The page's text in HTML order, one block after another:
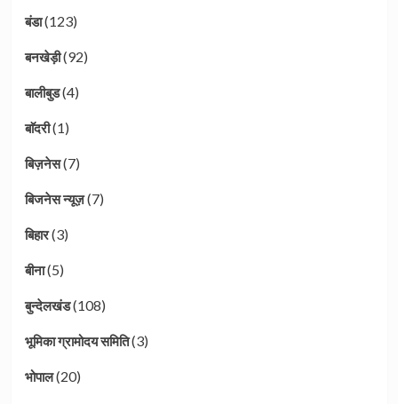
बंडा(123)
बनखेड़ी(92)
बालीबुड(4)
बाॅदरी(1)
बिज़नेस(7)
बिजनेस न्यूज़(7)
बिहार(3)
बीना(5)
बुन्देलखंड(108)
भूमिका ग्रामोदय समिति(3)
भोपाल(20)